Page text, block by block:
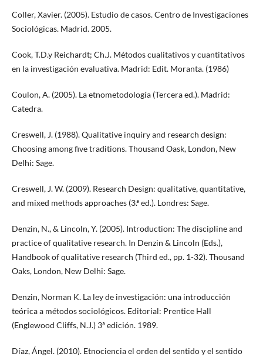
Coller, Xavier. (2005). Estudio de casos. Centro de Investigaciones
Sociológicas. Madrid. 2005.
Cook, T.D.y Reichardt; Ch.J. Métodos cualitativos y cuantitativos
en la investigación evaluativa. Madrid: Edit. Moranta. (1986)
Coulon, A. (2005). La etnometodología (Tercera ed.). Madrid:
Catedra.
Creswell, J. (1988). Qualitative inquiry and research design:
Choosing among five traditions. Thousand Oask, London, New
Delhi: Sage.
Creswell, J. W. (2009). Research Design: qualitative, quantitative,
and mixed methods approaches (3.ª ed.). Londres: Sage.
Denzin, N., & Lincoln, Y. (2005). Introduction: The discipline and
practice of qualitative research. In Denzin & Lincoln (Eds.),
Handbook of qualitative research (Third ed., pp. 1-32). Thousand
Oaks, London, New Delhi: Sage.
Denzin, Norman K. La ley de investigación: una introducción
teórica a métodos sociológicos. Editorial: Prentice Hall
(Englewood Cliffs, N.J.) 3ª edición. 1989.
Díaz, Ángel. (2010). Etnociencia el orden del sentido y el sentido